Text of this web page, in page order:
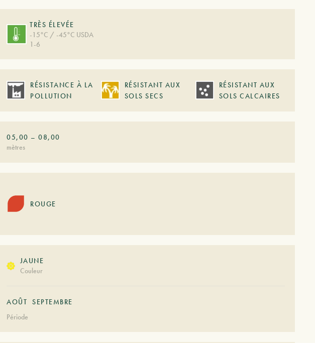
TRÈS ÉLEVÉE
-15°C / -45°C USDA
1-6
RÉSISTANCE À LA
POLLUTION
RÉSISTANT AUX
SOLS SECS
RÉSISTANT AUX
SOLS CALCAIRES
05,00 –08,00
mètres
ROUGE
JAUNE
Couleur
AOÛT
SEPTEMBRE
Période